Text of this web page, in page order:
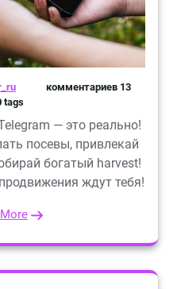
комментариев 13
tags
— это реально!
посевы, привлекай
богатый harvest!
ждут тебя!